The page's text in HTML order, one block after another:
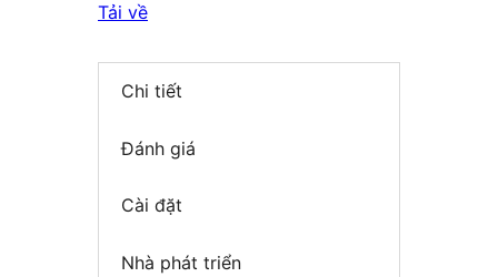
Tải về
Chi tiết
Đánh giá
Cài đặt
Nhà phát triển